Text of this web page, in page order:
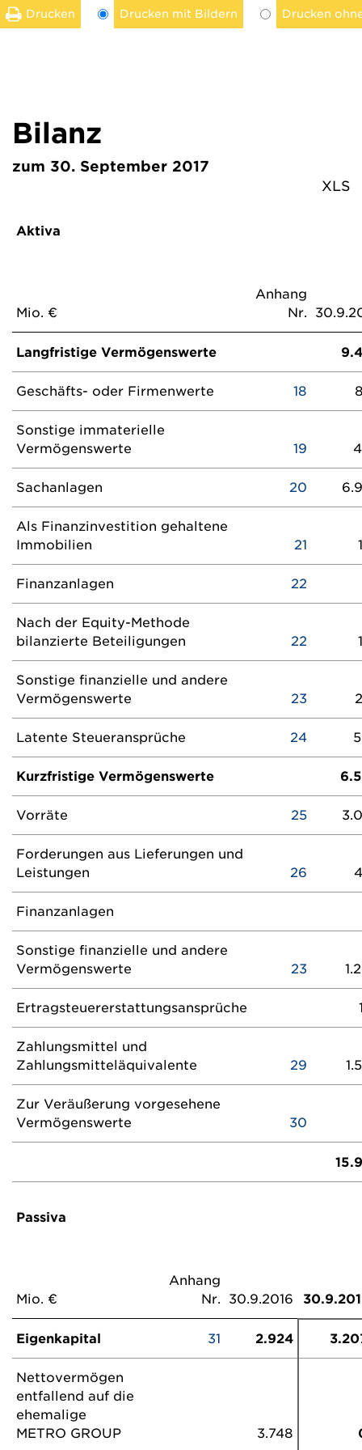
Drucken Drucken mit Bildern Drucken
Bilanz
zum 30. September 2017
XLS
Aktiva
Mio. €
Anhang
Nr.
Langfristige Vermögenswerte
Geschäfts- oder Firmenwerte 18
Sonstige immaterielle
Vermögenswerte
19
Sachanlagen 20
Als Finanzinvestition gehaltene
Immobilien
21
Finanzanlagen 22
Nach der Equity-Methode
bilanzierte Beteiligungen
22
Sonstige finanzielle und andere
Vermögenswerte
23
Latente Steueransprüche 24
Kurzfristige Vermögenswerte
Vorräte 25
Forderungen aus Lieferungen und
Leistungen
26
Finanzanlagen
Sonstige finanzielle und andere
Vermögenswerte
23
Ertragsteuererstattungsansprüche
Zahlungsmittel und
Zahlungsmitteläquivalente
29
Zur Veräußerung vorgesehene
Vermögenswerte
30
Passiva
Mio. €
Anhang
Nr.
30.9.2016
Eigenkapital 31 2.924
Nettovermögen
entfallend auf die
ehemalige
METRO GROUP
3.748